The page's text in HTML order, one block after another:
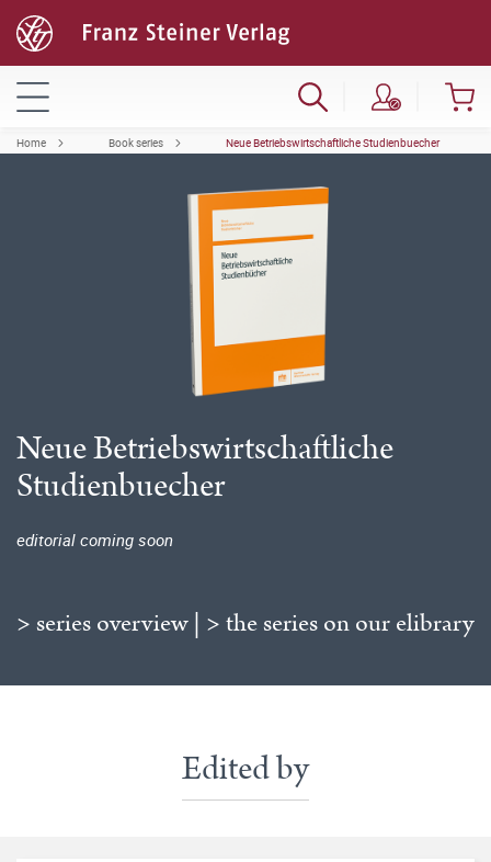
Home Book series Neue Betriebswirtschaftliche Studienbuecher
Neue Betriebswirtschaftliche
Studienbuecher
editorial coming soon
> series overview| > the series on our elibrary
Edited by